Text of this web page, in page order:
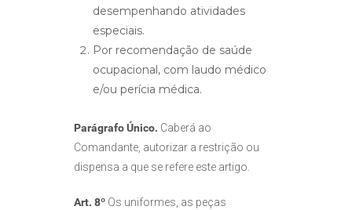
desempenhando atividades
especiais.
Por recomendação de saúde
ocupacional, com laudo médico
e/ou perícia médica.
Parágrafo Único. Caberá ao
Comandante, autorizar a restrição ou
dispensa a que se refere este artigo.
Art. 8º Os uniformes, as peças